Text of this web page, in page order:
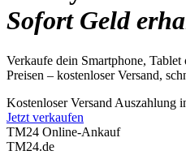
Sofort Geld
Verkaufe dein Smartphone,
Preisen – kostenloser Versand,
Kostenloser Versand Auszahlung
Jetzt verkaufen
TM24 Online-Ankauf
TM24.de